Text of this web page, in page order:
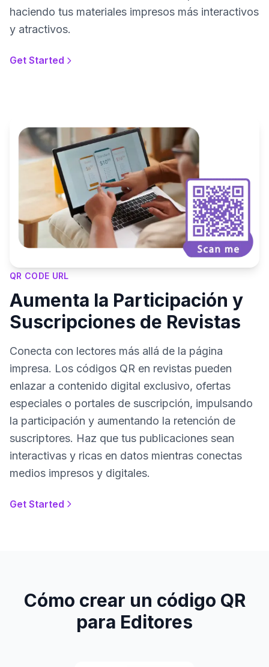
haciendo tus materiales impresos más interactivos
y atractivos.
Get Started
QR CODE URL
Aumenta la Participación y
Suscripciones de Revistas
Conecta con lectores más allá de la página
impresa. Los códigos QR en revistas pueden
enlazar a contenido digital exclusivo, ofertas
especiales o portales de suscripción, impulsando
la participación y aumentando la retención de
suscriptores. Haz que tus publicaciones sean
interactivas y ricas en datos mientras conectas
medios impresos y digitales.
Get Started
Cómo crear un código QR
para Editores